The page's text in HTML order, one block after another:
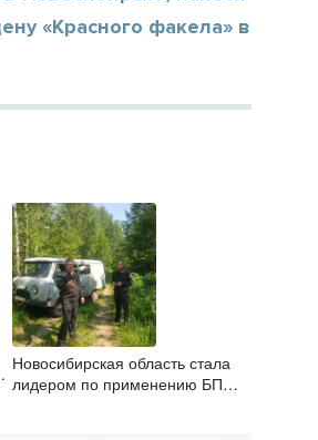
«Красного факела» в
Новосибирская область стала
лидером по применению БПЛА